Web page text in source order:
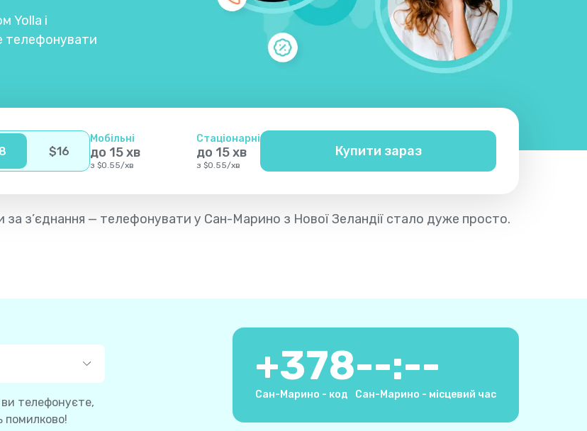
Yolla і
телефонувати
8 $16
Мобільні
до 15хв
з $0.55/хв
Стаціонарні
до 15хв
з $0.55/хв
Купити зараз
за з’єднання — телефонувати у Сан-Марино з Нової Зеландії стало дуже просто.
ви телефонуєте,
помилково!
+378
Сан-Марино - код
--:--
Сан-Марино - місцевий час